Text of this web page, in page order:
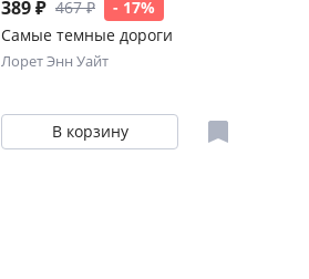
389 ₽ 467 ₽
- 17%
Самые темные дороги
Лорет Энн Уайт
В корзину